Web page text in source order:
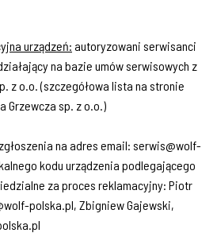
urządzeń: autoryzowani serwisanci
na bazie umów serwisowych z
z o.o. (szczegółowa lista na stronie
Grzewcza sp. z o.o.)
na adres email: serwis@wolf-
kodu urządzenia podlegającego
za proces reklamacyjny: Piotr
polska.pl, Zbigniew Gajewski,